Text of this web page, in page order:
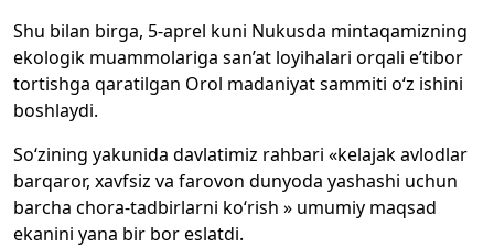
Shu bilan birga, 5-aprel kuni Nukusda mintaqamizning
ekologik muammolariga san’at loyihalari orqali e’tibor
tortishga qaratilgan Orol madaniyat sammiti o‘z ishini
boshlaydi.
So‘zining yakunida davlatimiz rahbari «kelajak avlodlar
barqaror, xavfsiz va farovon dunyoda yashashi uchun
barcha chora-tadbirlarni ko‘rish » umumiy maqsad
ekanini yana bir bor eslatdi.